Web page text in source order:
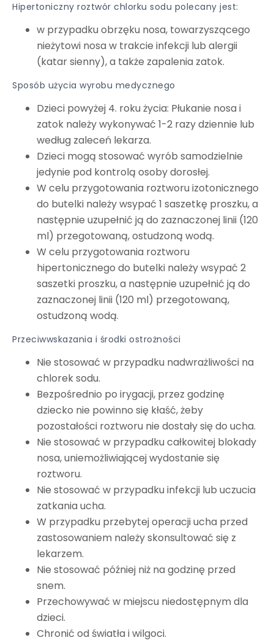
Hipertoniczny roztwór chlorku sodu polecany jest:
w przypadku obrzęku nosa, towarzyszącego
nieżytowi nosa w trakcie infekcji lub alergii
(katar sienny), a także zapalenia zatok.
Sposób użycia wyrobu medycznego
Dzieci powyżej 4. roku życia: Płukanie nosa i
zatok należy wykonywać 1-2 razy dziennie lub
według zaleceń lekarza.
Dzieci mogą stosować wyrób samodzielnie
jedynie pod kontrolą osoby dorosłej.
W celu przygotowania roztworu izotonicznego
do butelki należy wsypać 1 saszetkę proszku, a
następnie uzupełnić ją do zaznaczonej linii (120
ml) przegotowaną, ostudzoną wodą.
W celu przygotowania roztworu
hipertonicznego do butelki należy wsypać 2
saszetki proszku, a następnie uzupełnić ją do
zaznaczonej linii (120 ml) przegotowaną,
ostudzoną wodą.
Przeciwwskazania i środki ostrożności
Nie stosować w przypadku nadwrażliwości na
chlorek sodu.
Bezpośrednio po irygacji, przez godzinę
dziecko nie powinno się kłaść, żeby
pozostałości roztworu nie dostały się do ucha.
Nie stosować w przypadku całkowitej blokady
nosa, uniemożliwiającej wydostanie się
roztworu.
Nie stosować w przypadku infekcji lub uczucia
zatkania ucha.
W przypadku przebytej operacji ucha przed
zastosowaniem należy skonsultować się z
lekarzem.
Nie stosować później niż na godzinę przed
snem.
Przechowywać w miejscu niedostępnym dla
dzieci.
Chronić od światła i wilgoci.